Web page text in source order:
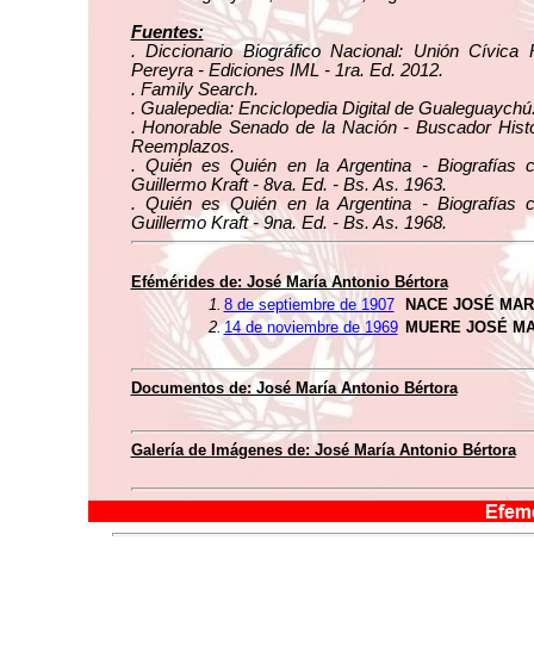
Fuentes:
. Diccionario Biográfico Nacional: Unión Cívica
Pereyra - Ediciones IML - 1ra. Ed. 2012.
. Family Search.
. Gualepedia: Enciclopedia Digital de
. Honorable Senado de la Nación - Buscador
Reemplazos.
. Quién es Quién en la Argentina - Biografías
Guillermo Kraft - 8va. Ed. - Bs. As. 1963.
. Quién es Quién en la Argentina - Biografías
Guillermo Kraft - 9na. Ed. - Bs. As. 1968.
Efémérides de: José María Antonio Bértora
1. 8 de septiembre de 1907
NACE JOSÉ
2.14 de noviembre de 1969 MUERE JOSÉ
Documentos de: José María Antonio Bértora
Galería de Imágenes de: José María Antonio Bértora